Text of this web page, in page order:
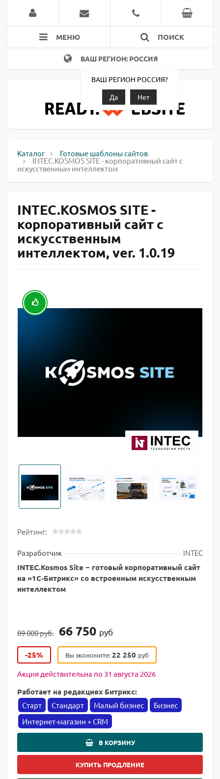
МЕНЮ ПОИСК
ВАШ РЕГИОН: РОССИЯ
ВАШ РЕГИОН РОССИЯ?
Да
Нет
Каталог Готовые шаблоны сайтов
INTEC.KOSMOS SITE - корпоративный сайт с
искусственным интеллектом
INTEC.KOSMOS SITE -
корпоративный сайт с
искусственным
интеллектом, ver. 1.0.19
Рейтинг:
Разработчик INTEC
INTEC.Kosmos Site − готовый корпоративный сайт
на «1С-Битрикс» со встроенным искусственным
интеллектом
89 000 руб. 66 750 руб
-25% Вы экономите:22 250 руб
Акция действительна по 31 августа 2026
Работает на редакциях Битрикс:
Старт Стандарт Малый бизнес
Бизнес
Интернет-магазин + CRM
В КОРЗИНУ
КУПИТЬ ПРОДЛЕНИЕ